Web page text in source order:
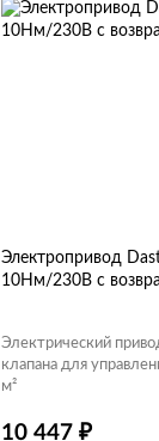
В
Электропривод
10Нм/230В с
Электрический
клапана для
м²
10 447 ₽